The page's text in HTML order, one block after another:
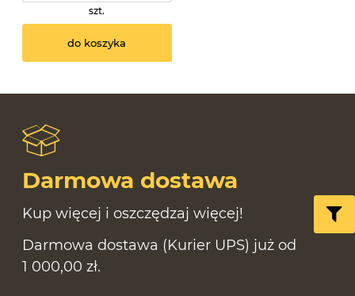
szt.
do koszyka
Darmowa dostawa
Kup więcej i oszczędzaj więcej!
Darmowa dostawa (Kurier UPS) już od
1 000,00 zł.